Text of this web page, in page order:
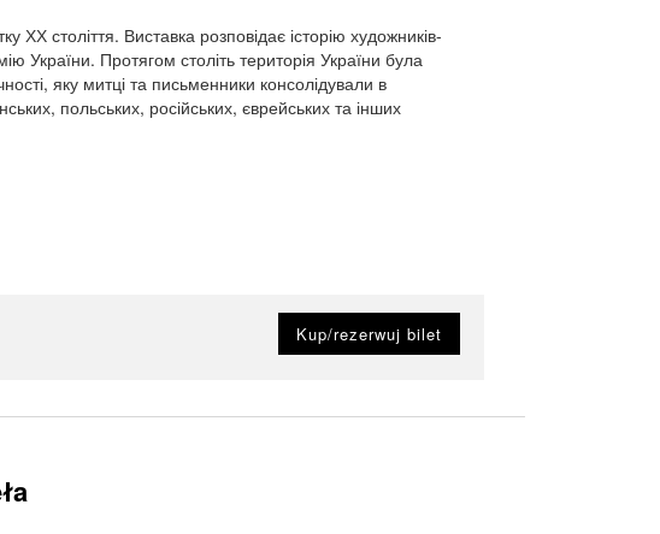
ХХ століття. Виставка розповідає історію художників-
України. Протягом століть територія України була
яку митці та письменники консолідували в
польських, російських, єврейських та інших
Kup/rezerwuj bilet